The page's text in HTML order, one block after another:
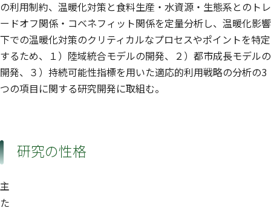
の利用制約、温暖化対策と食料生産・水資源・生態系とのトレ
ードオフ関係・コベネフィット関係を定量分析し、温暖化影響
下での温暖化対策のクリティカルなプロセスやポイントを特定
するため、１）陸域統合モデルの開発、２）都市成長モデルの
開発、３）持続可能性指標を用いた適応的利用戦略の分析の3
つの項目に関する研究開発に取組む。
研究の性格
主
た